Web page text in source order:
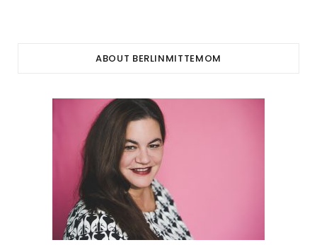
ABOUT BERLINMITTEMOM